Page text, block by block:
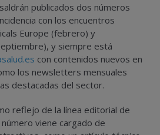
publicados dos números
con los encuentros
Europe (febrero) y
y siempre está
con contenidos nuevos en
los newsletters mensuales
destacadas del sector.
reflejo de la línea editorial de
viene cargado de